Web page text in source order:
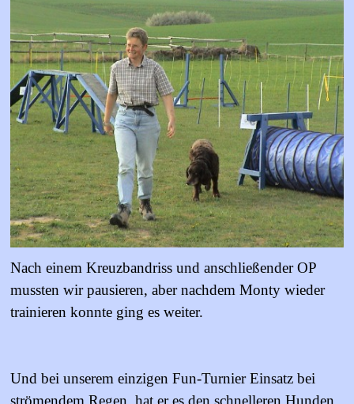
Nach einem Kreuzbandriss und anschließender OP
mussten wir pausieren, aber nachdem Monty wieder
trainieren konnte ging es weiter.
Und bei unserem einzigen Fun-Turnier Einsatz bei